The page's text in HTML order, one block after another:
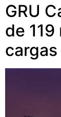
GRU
de